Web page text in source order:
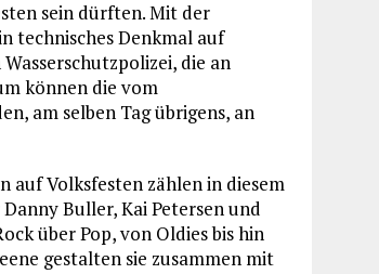
sein dürften. Mit der
technisches Denkmal auf
die an
können die vom
am selben Tag übrigens, an
auf Volksfesten zählen in diesem
Buller, Kai Petersen und
über Pop, von Oldies bis hin
gestalten sie zusammen mit